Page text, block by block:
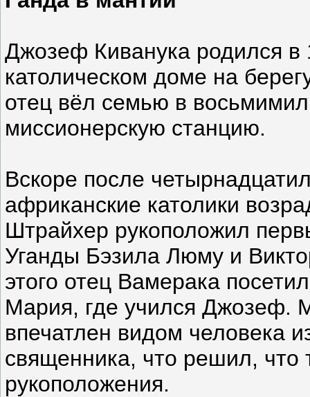
Джозеф Киванука родился в
католическом доме на
отец вёл семью в
миссионерскую станцию.
Вскоре после
африканские католики
Штрайхер рукоположил
Уганды Бэзила Люму и
этого отец Вамерака
Мария, где учился Джозеф.
впечатлен видом человека
священника, что решил, что
рукоположения.